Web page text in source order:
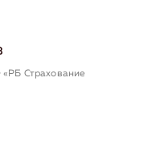
Страхование